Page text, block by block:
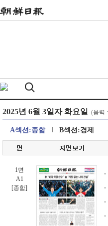
A섹션:종합 B섹션:경제
1면
A1
[종합]